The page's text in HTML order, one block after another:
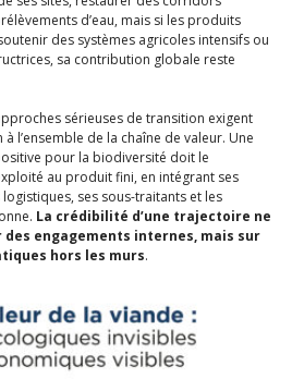
d’eau, mais si les produits
des systèmes agricoles intensifs ou
sa contribution globale reste
sérieuses de transition exigent
l’ensemble de la chaîne de valeur. Une
pour la biodiversité doit le
au produit fini, en intégrant ses
ses sous-traitants et les
La crédibilité d’une trajectoire ne
engagements internes, mais sur
hors les murs.